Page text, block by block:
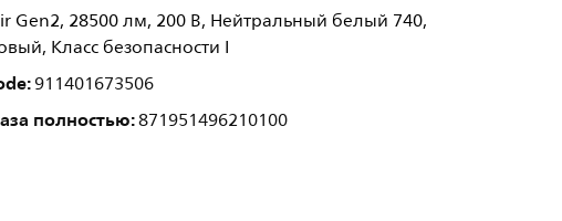
Gen2, 28500 лм, 200 В, Нейтральный белый 740,
Класс безопасности I
911401673506
полностью:871951496210100